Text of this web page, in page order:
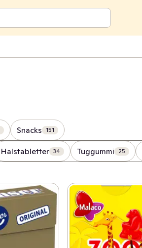
Snacks 151
Halstabletter 34 Tuggummi 25